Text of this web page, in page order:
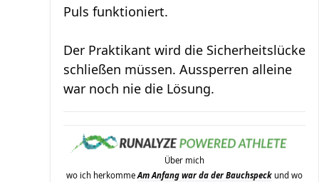
Puls funktioniert.
Der Praktikant wird die Sicherheitslücke
schließen müssen. Aussperren alleine
war noch nie die Lösung.
Über mich
wo ich herkomme Am Anfang war da der Bauchspeck und wo